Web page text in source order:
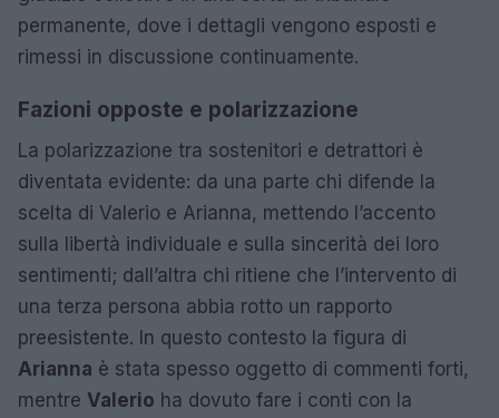
permanente, dove i dettagli vengono esposti e
rimessi in discussione continuamente.
Fazioni opposte e polarizzazione
La polarizzazione tra sostenitori e detrattori è
diventata evidente: da una parte chi difende la
scelta di Valerio e Arianna, mettendo l’accento
sulla libertà individuale e sulla sincerità dei loro
sentimenti; dall’altra chi ritiene che l’intervento di
una terza persona abbia rotto un rapporto
preesistente. In questo contesto la figura di
Arianna è stata spesso oggetto di commenti forti,
mentre Valerio ha dovuto fare i conti con la